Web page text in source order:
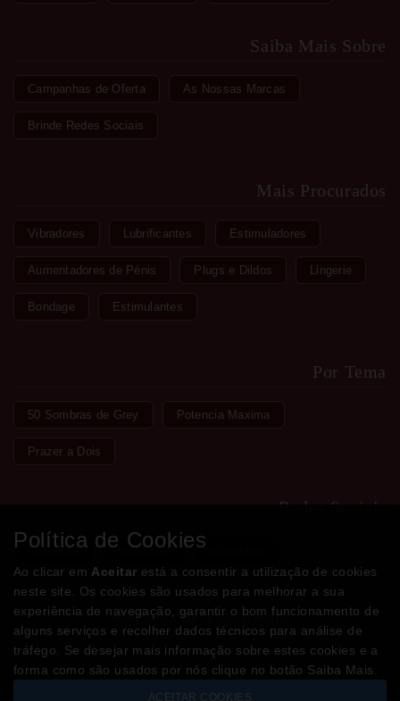
Saiba Mais Sobre
Campanhas de Oferta As Nossas Marcas
Brinde Redes Sociais
Mais Procurados
Vibradores Lubrificantes Estimuladores
Aumentadores de Pénis Plugs e Dildos Lingerie
Bondage Estimulantes
Por Tema
50 Sombras de Grey Potencia Maxima
Prazer a Dois
Redes Sociais
Facebook Instagram
Métodos de Pagamento
Política de Cookies
Ao clicar em Aceitar está a consentir a utilização de cookies
neste site. Os cookies são usados para melhorar a sua
experiência de navegação, garantir o bom funcionamento de
alguns serviços e recolher dados técnicos para análise de
tráfego. Se desejar mais informação sobre estes cookies e a
forma como são usados por nós clique no botão Saiba Mais.
ACEITAR COOKIES